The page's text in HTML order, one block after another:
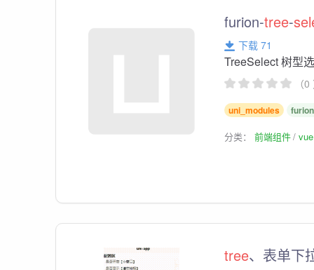
furion-tree-
下载 71
TreeSelect 树型
（
uni_modules
分类：前端组件
tree、表单下